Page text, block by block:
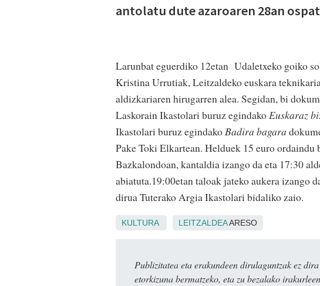
antolatu dute azaroaren 28an
Larunbat eguerdiko 12etan Udaletxeko goiko
Kristina Urrutiak, Leitzaldeko euskara
aldizkariaren hirugarren alea. Segidan, bi
Laskorain Ikastolari buruz egindakoEuskaraz
Ikastolari buruz egindakoBadira bagara
Pake Toki Elkartean. Helduek 15 euro
Bazkalondoan, kantaldia izango da eta 17:30
abiatuta.19:00etan taloak jateko aukera izango
dirua Tuterako Argia Ikastolari bidaliko zaio.
KULTURA LEITZALDEAARESO
Publizitatea eta erakundeen dirulaguntzak ez
etorkizuna bermatzeko, eta zu bezalako